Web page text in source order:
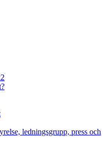
ledningsgrupp, press och